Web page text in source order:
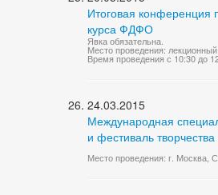
Итоговая конференция
курса ФДФО
Явка обязательна.
Место проведения:
Время проведения с 10:30 до
24.03.2015
Международная
и фестиваль
Место проведения: г. Москва,